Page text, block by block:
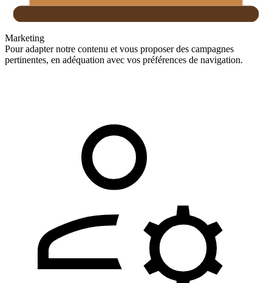
Marketing
Pour adapter notre contenu et vous proposer des campagnes
pertinentes, en adéquation avec vos préférences de navigation.